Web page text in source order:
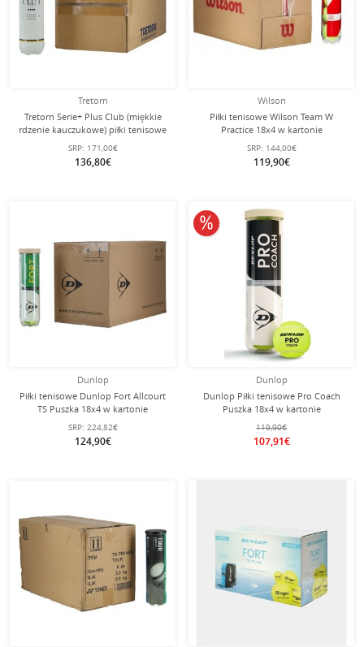
Tretorn
Tretorn Serie+ Plus Club (miękkie
rdzenie kauczukowe) piłki tenisowe
18x4 puszki
SRP: 171,00€
136,80€
Wilson
Piłki tenisowe Wilson Team W
Practice 18x4 w kartonie
SRP: 144,00€
119,90€
Dunlop
Piłki tenisowe Dunlop Fort Allcourt
TS Puszka 18x4 w kartonie
SRP: 224,82€
124,90€
Dunlop
Dunlop Piłki tenisowe Pro Coach
Puszka 18x4 w kartonie
119,90€
107,91€
10% obniżone